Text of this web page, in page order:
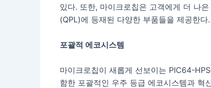
있다. 또한, 마이크로칩은 고객에게 더 나
(QPL)에 등재된 다양한 부품들을 제공한다.
포괄적 에코시스템
마이크로칩이 새롭게 선보이는 PIC64-
함한 포괄적인 우주 등급 에코시스템과 혁